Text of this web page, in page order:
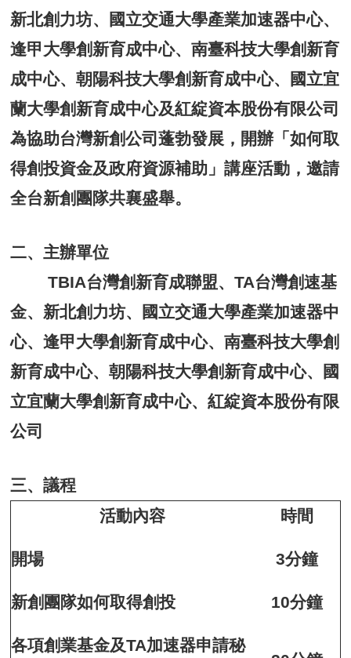
新北創力坊、國立交通大學產業加速器中心、
逢甲大學創新育成中心、南臺科技大學創新育
成中心、 朝陽科技大學創新育成中心、
國立宜
蘭大學創新育成中心及紅綻資本股份有限公司
為協助台灣新創公司蓬勃發展，開辦「如何取
得創投資金及政府資源補助」 講座活動，邀請
全台新創團隊共襄盛舉。
二、主辦單位
TBIA台灣創新育成聯盟、TA台灣創速基
金、新北創力坊、
國立交通大學產業加速器中
心、逢甲大學創新育成中心、 南臺科技大學創
新育成中心、朝陽科技大學創新育成中心、
國
立宜蘭大學創新育成中心、紅綻資本股份有限
公司
三、議程
活動內容
時間
開場 3分鐘
新創團隊如何取得創投 10分鐘
各項創業基金及TA加速器申請秘